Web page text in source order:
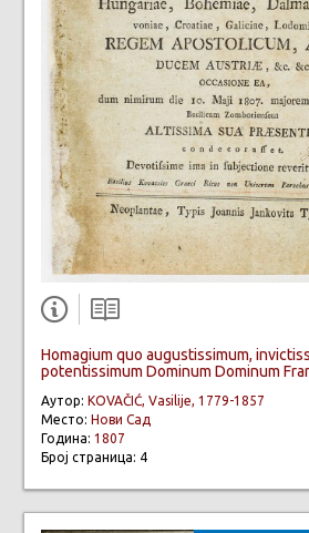
Homagium quo augustissimum,
potentissimum Dominum Dominum
Аутор: KOVAČIĆ, Vasilije, 1779-1857
Место: Нови Сад
Година: 1807
Број страница: 4